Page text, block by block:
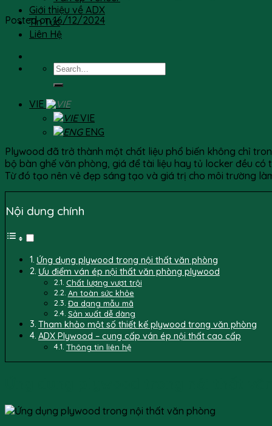
Giới thiệu về ADX
Tin Tức
Liên Hệ
VIE
VIE
ENG
Posted on16/12/2024
Plywood đã trở thành một chất liệu phổ biến không chỉ
bộ bàn ghế văn phòng, giá để tài liệu hay tủ locker đều
Từ đó tạo nên vẻ đẹp sáng tạo và giá trị cho môi trường
Nội dung chính
Ứng dụng plywood trong nội thất văn phòng
Ưu điểm ván ép nội thất văn phòng plywood
Chất lượng vượt trội
An toàn sức khỏe
Đa dạng mẫu mã
Sản xuất dễ dàng
Tham khảo một số thiết kế plywood trong văn phòng
ADX Plywood – cung cấp ván ép nội thất cao cấp
Thông tin liên hệ